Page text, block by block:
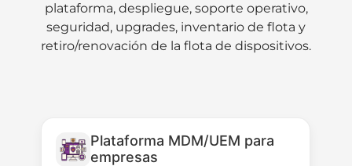
plataforma, despliegue, soporte operativo,
seguridad, upgrades, inventario de flota y
retiro/renovación de la flota de dispositivos.
Plataforma MDM/UEM para
empresas